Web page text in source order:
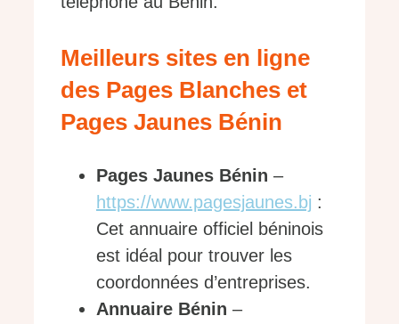
Meilleurs sites en ligne
des Pages Blanches et
Pages Jaunes Bénin
Pages Jaunes Bénin –
https://www.pagesjaunes.bj :
Cet annuaire officiel béninois
est idéal pour trouver les
coordonnées d’entreprises.
Annuaire Bénin –